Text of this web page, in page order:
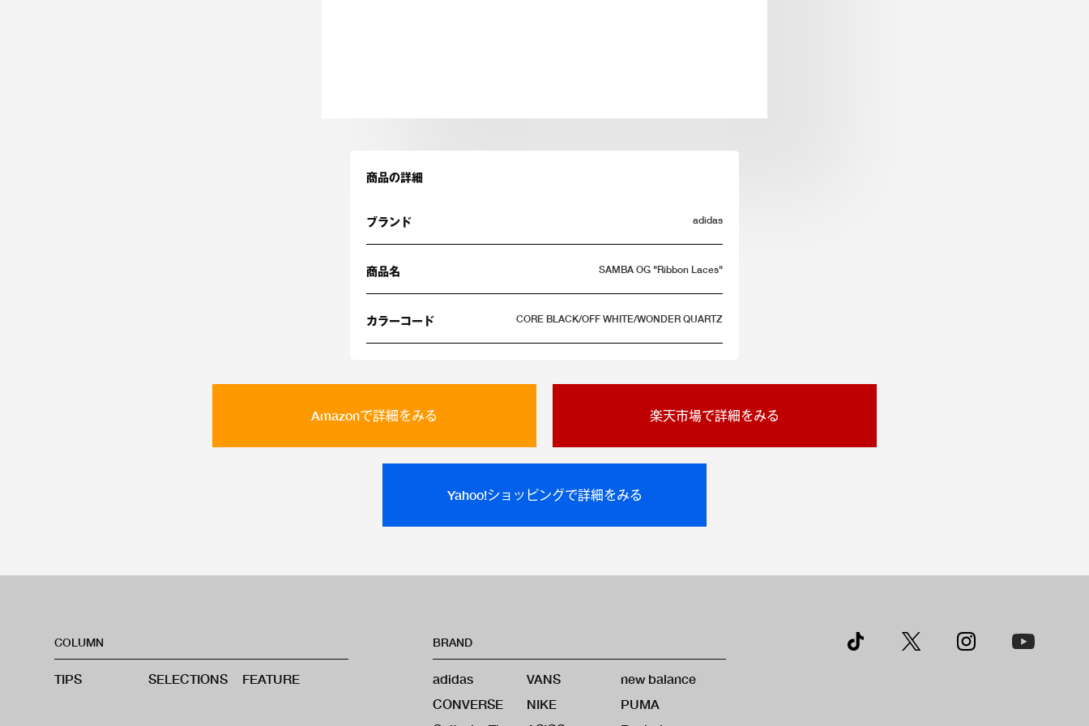
商品の詳細
ブランド adidas
商品名 SAMBA OG "Ribbon Laces"
カラーコード CORE BLACK/OFF WHITE/WONDER QUARTZ
Amazonで詳細をみる 楽天市場で詳細をみる
Yahoo!ショッピングで詳細をみる
COLUMN
TIPS SELECTIONS FEATURE
BRAND
adidas VANS
new balance
CONVERSE
NIKE
PUMA